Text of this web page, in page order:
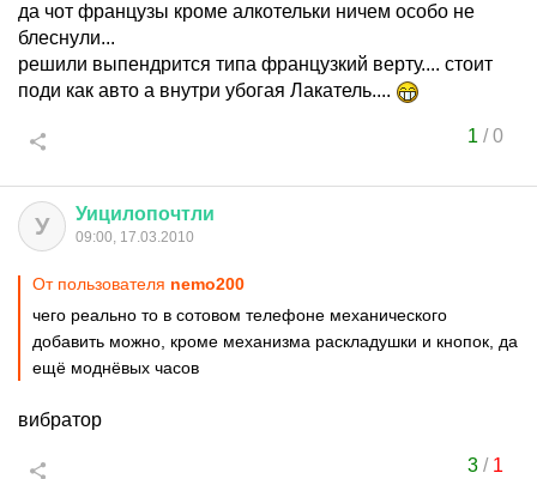
да чот французы кроме алкотельки ничем особо не
блеснули...
решили выпендрится типа французкий верту.... стоит
поди как авто а внутри убогая Лакатель....
1 /0
У Уицилопочтли
09:00, 17.03.2010
От пользователя nemo200
чего реально то в сотовом телефоне механического
добавить можно, кроме механизма раскладушки и кнопок, да
ещё моднёвых часов
вибратор
3/ 1